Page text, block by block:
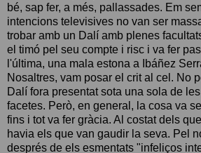
bé, sap fer, a més, pallassades. Em
intencions televisives no van ser
trobar amb un Dalí amb plenes
el timó pel seu compte i risc i va fer
l'última, una mala estona a Ibáñez
Nosaltres, vam posar el crit al cel. No
Dalí fora presentat sota una sola de
facetes. Però, en general, la cosa va
fins i tot va fer gràcia. Al costat dels
havia els que van gaudir la seva. Pel
després de els esmentats "infeliços